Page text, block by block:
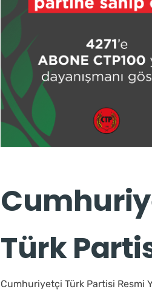
Türk
Cumhuriyetçi Türk Partisi Resmi